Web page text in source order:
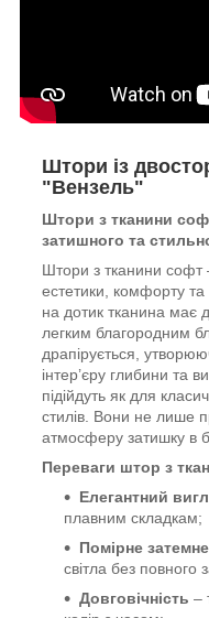
Штори із
"Вензель"
Штори з тканини
затишного та
Штори з тканини софт
естетики, комфорту та
на дотик тканина має
легким благородним
драпірується,
інтер’єру глибини та
підійдуть як для
стилів. Вони не лише
атмосферу затишку в
Переваги штор з
Елегантний
плавним складкам;
Помірне
світла без повного
Довговічність –